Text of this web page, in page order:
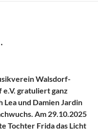
Walsdorf-
e.V. gratuliert ganz
Lea und Damien Jardin
Am 29.10.2025
Tochter Frida das Licht